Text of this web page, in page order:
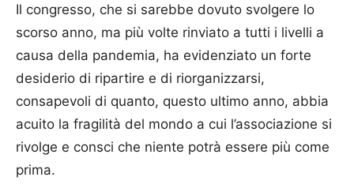
Il congresso, che si sarebbe dovuto svolgere lo
scorso anno, ma più volte rinviato a tutti i livelli a
causa della pandemia, ha evidenziato un forte
desiderio di ripartire e di riorganizzarsi,
consapevoli di quanto, questo ultimo anno, abbia
acuito la fragilità del mondo a cui l’associazione si
rivolge e consci che niente potrà essere più come
prima.